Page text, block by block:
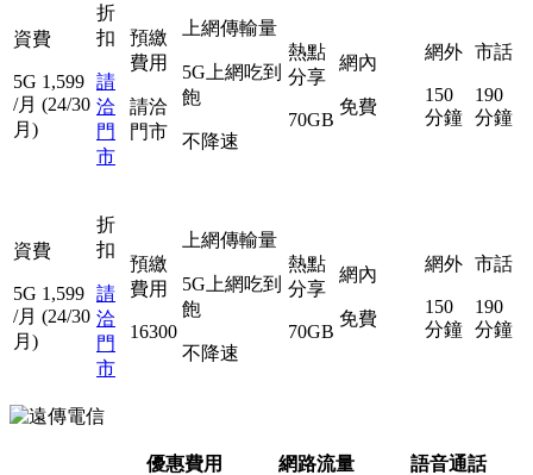
資費
5G 1,599
/月 (24/30
月)
折
扣
請
洽
門
市
預繳
費用
請洽
門市
上網傳輸量
5G上網吃到
飽
不降速
熱點
分享
70GB
網內
免費
網外
150
分鐘
市話
190
分鐘
資費
5G 1,599
/月 (24/30
月)
折
扣
請
洽
門
市
預繳
費用
16300
上網傳輸量
5G上網吃到
飽
不降速
熱點
分享
70GB
網內
免費
網外
150
分鐘
市話
190
分鐘
優惠費用 網路流量 語音通話